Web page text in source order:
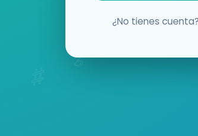
¿No tienes cuenta?